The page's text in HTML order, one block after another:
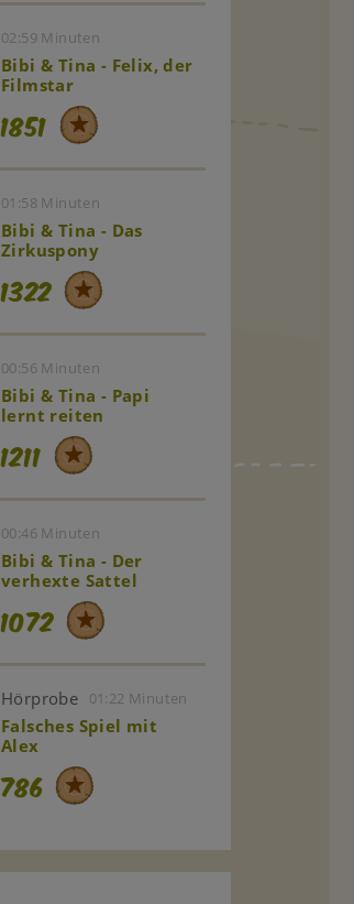
02:59 Minuten
Bibi & Tina - Felix, der
Filmstar
1851
01:58 Minuten
Bibi & Tina - Das
Zirkuspony
1322
00:56 Minuten
Bibi & Tina - Papi
lernt reiten
1211
00:46 Minuten
Bibi & Tina - Der
verhexte Sattel
1072
Hörprobe 01:22 Minuten
Falsches Spiel mit
Alex
786